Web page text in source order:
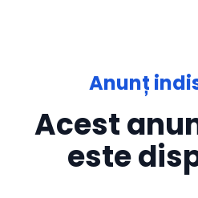
Anunț
Acest
este